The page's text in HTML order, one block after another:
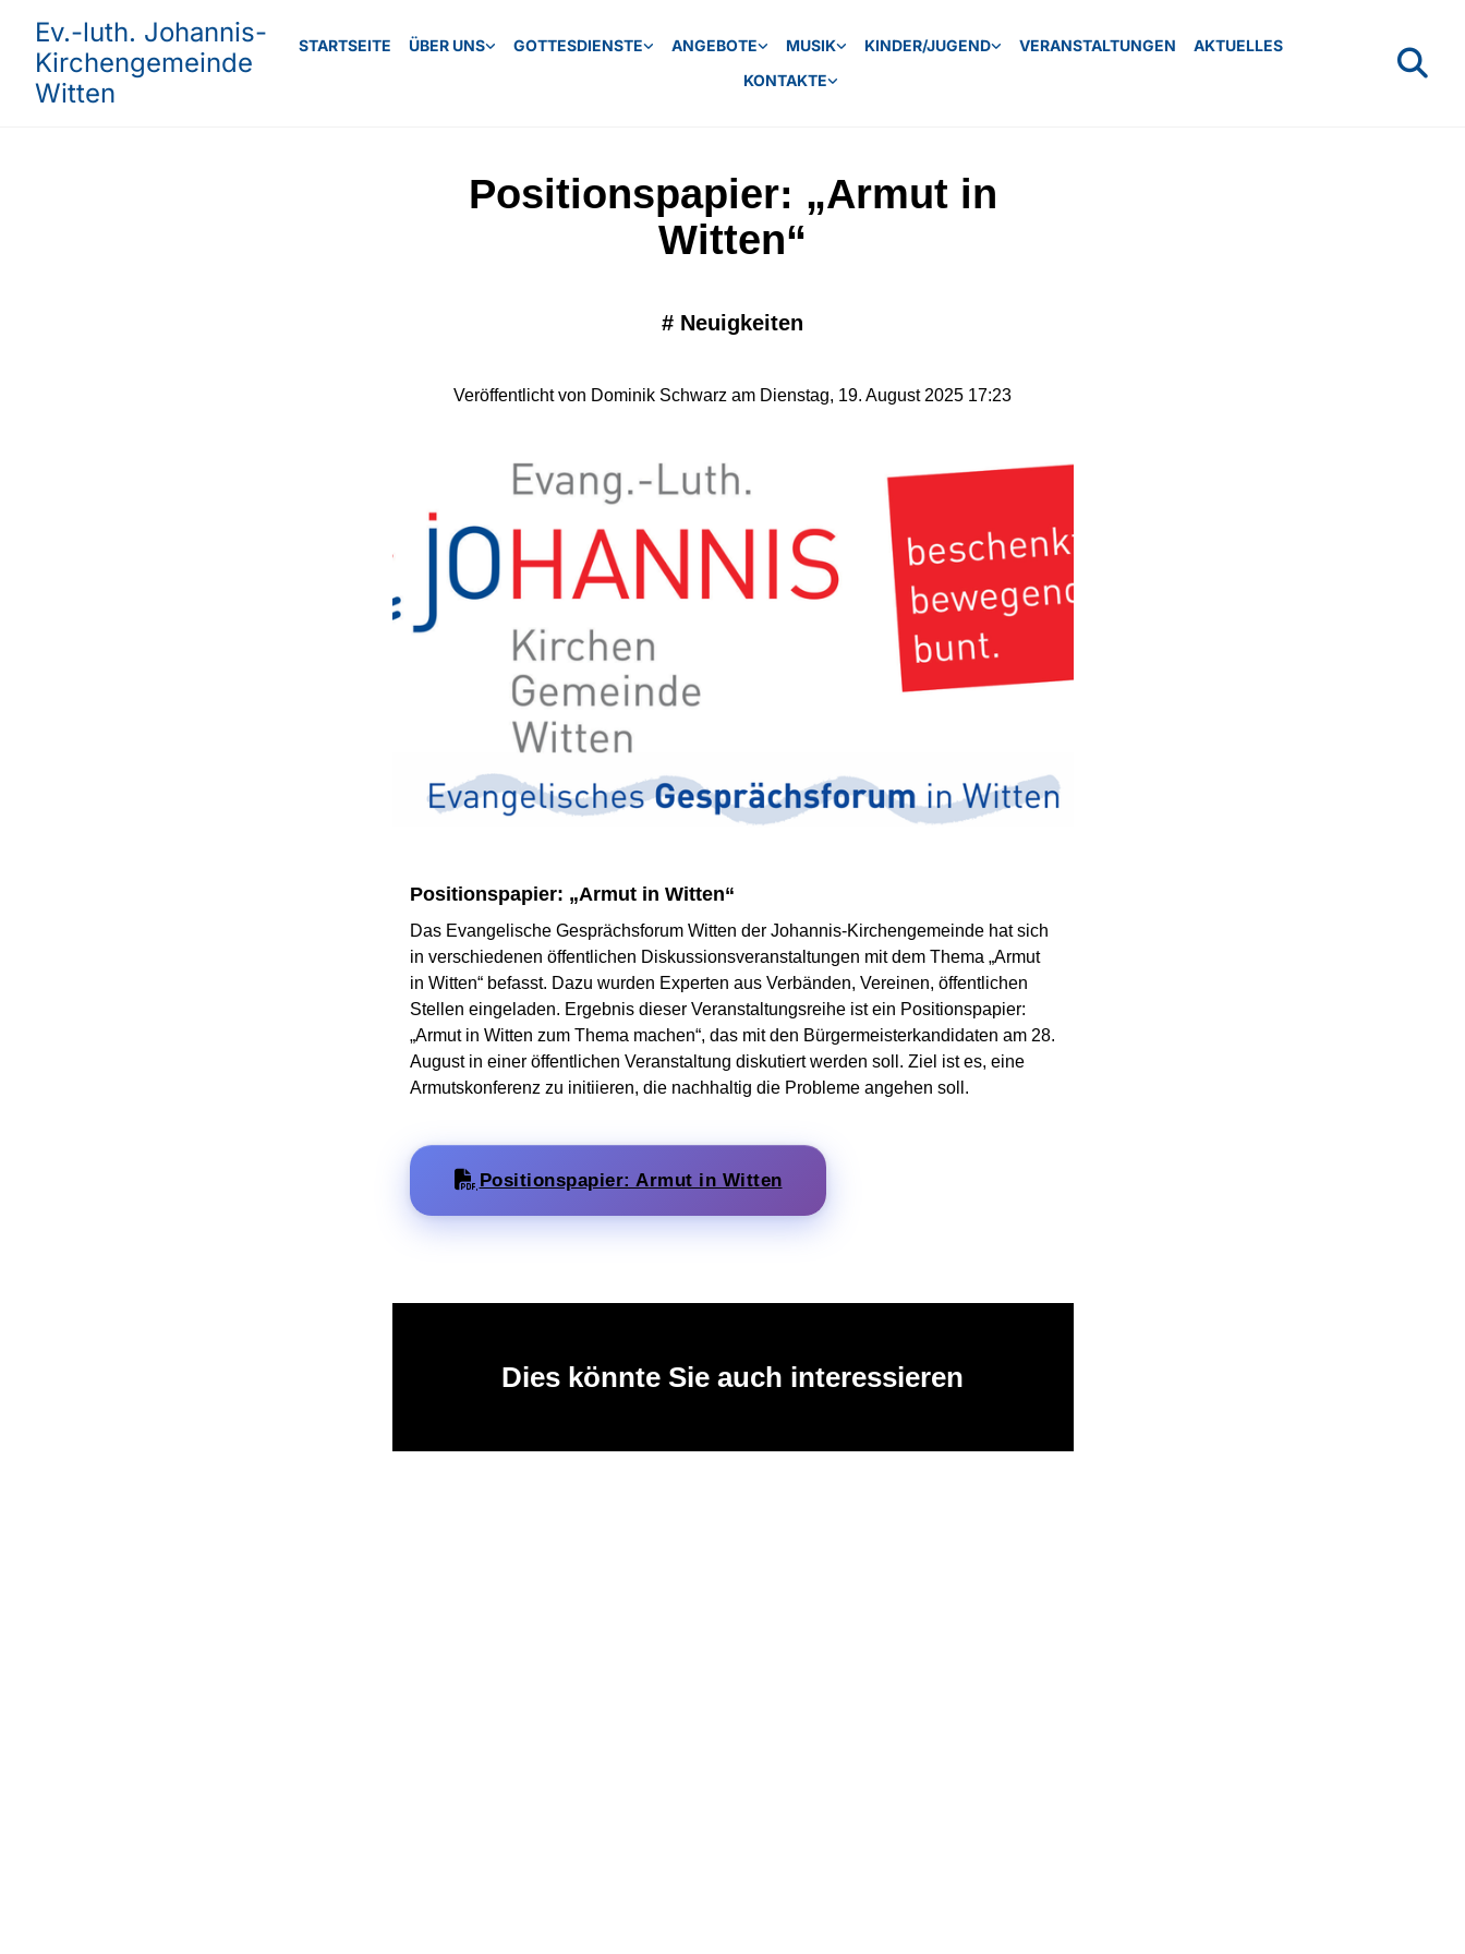
Ev.-luth. Johannis-
Kirchengemeinde
Witten
STARTSEITE ÜBER UNS GOTTESDIENSTE ANGEBOTE MUSIK KINDER/JUGEND VERANSTALTUNGEN
AKTUELLES
KONTAKTE
Positionspapier: „Armut in
Witten“
# Neuigkeiten
Veröffentlicht von Dominik Schwarz am Dienstag, 19. August 2025 17:23
Positionspapier: „Armut in Witten“
Das Evangelische Gesprächsforum Witten der Johannis-Kirchengemeinde hat sich
in verschiedenen öffentlichen Diskussionsveranstaltungen mit dem Thema „Armut
in Witten“ befasst. Dazu wurden Experten aus Verbänden, Vereinen, öffentlichen
Stellen eingeladen. Ergebnis dieser Veranstaltungsreihe ist ein Positionspapier:
„Armut in Witten zum Thema machen“, das mit den Bürgermeisterkandidaten am 28.
August in einer öffentlichen Veranstaltung diskutiert werden soll. Ziel ist es, eine
Armutskonferenz zu initiieren, die nachhaltig die Probleme angehen soll.
Positionspapier: Armut in Witten
Dies könnte Sie auch interessieren